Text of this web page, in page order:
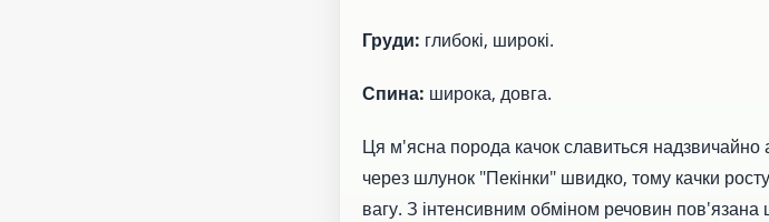
Груди: глибокі, широкі.
Спина: широка, довга.
Ця м'ясна порода качок славиться
через шлунок "Пекінки" швидко, тому качки
вагу. З інтенсивним обміном речовин пов'язана